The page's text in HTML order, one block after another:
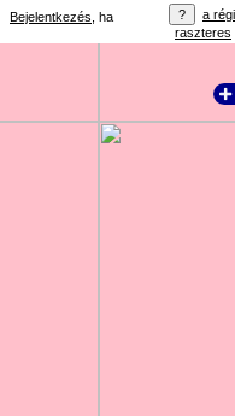
Bejelentkezés , ha
a régi
raszteres